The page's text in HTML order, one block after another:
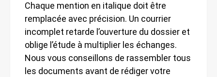
Chaque mention en italique doit être
remplacée avec précision. Un courrier
incomplet retarde l’ouverture du dossier et
oblige l’étude à multiplier les échanges.
Nous vous conseillons de rassembler tous
les documents avant de rédiger votre